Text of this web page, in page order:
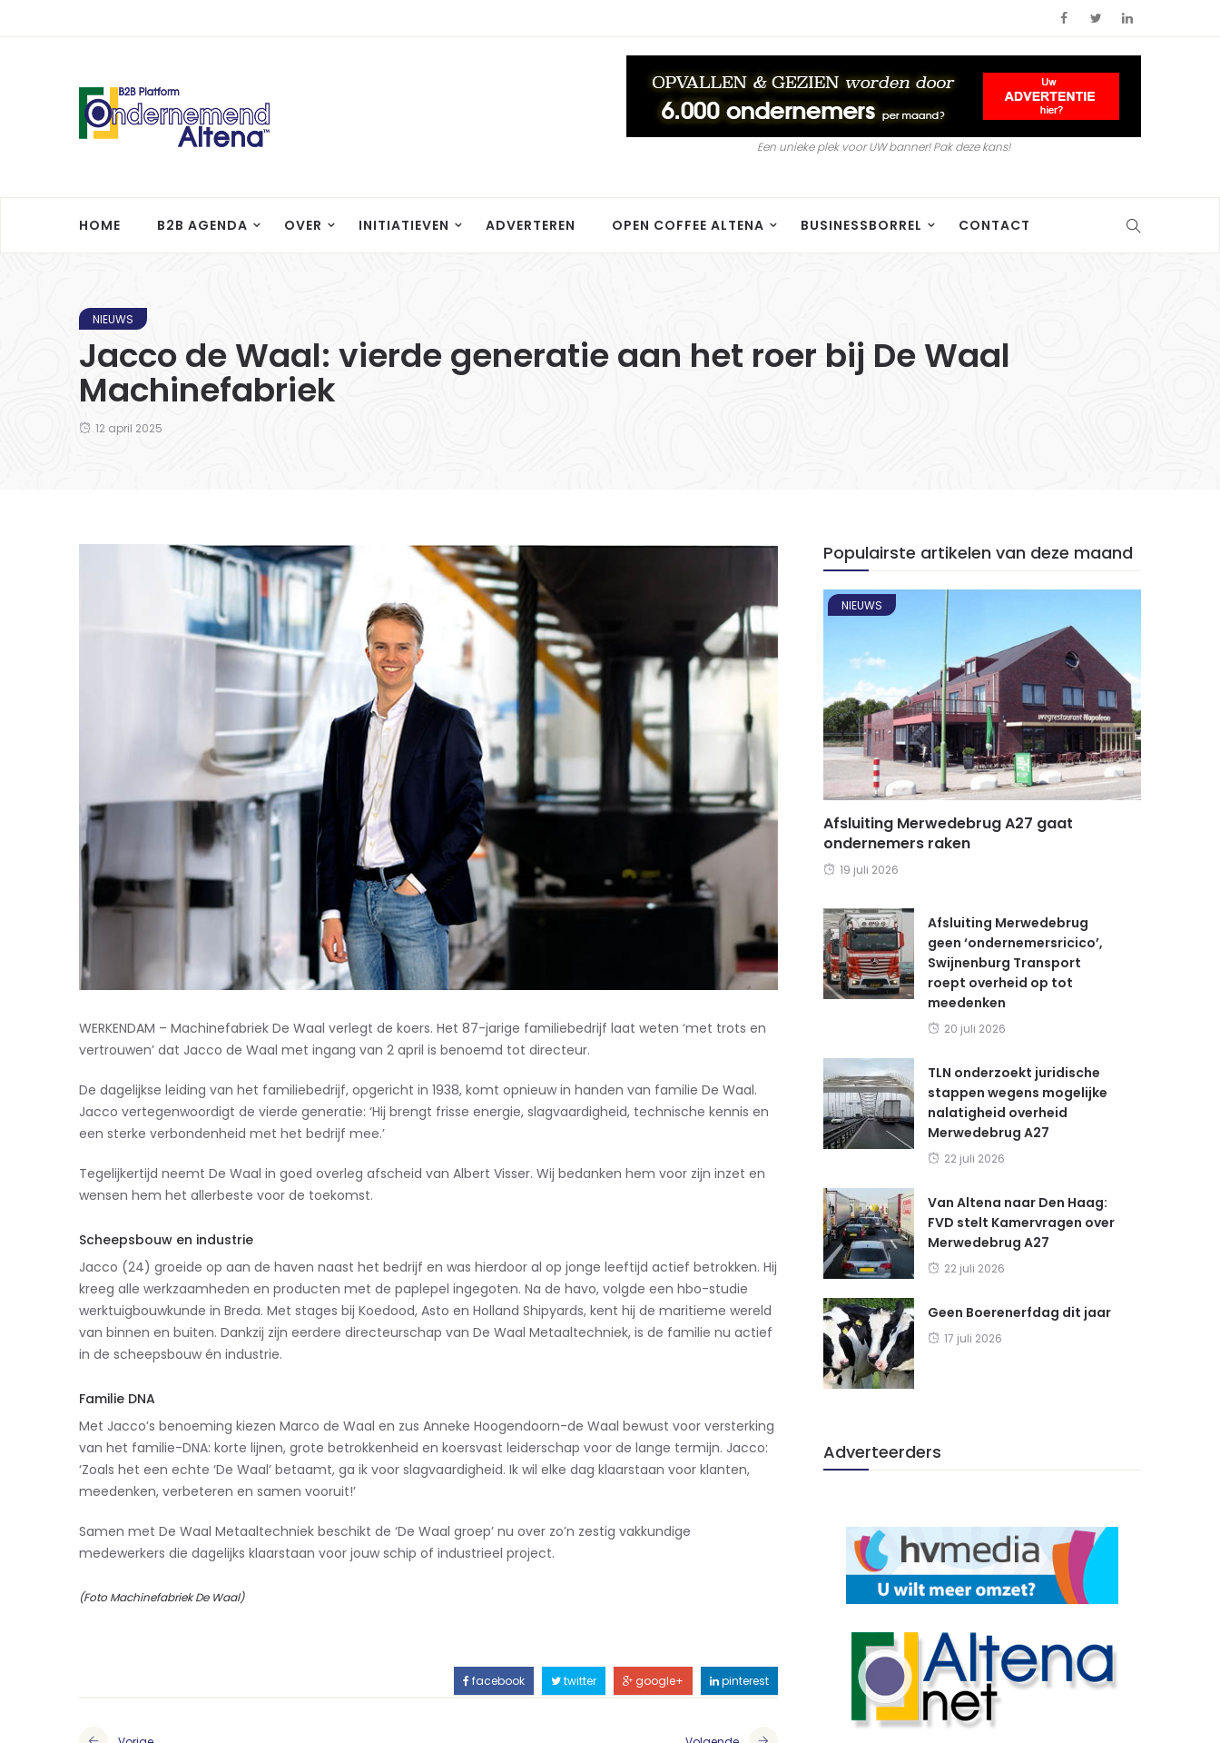
Een unieke plek voor UW banner! Pak deze kans!
HOME B2B AGENDA OVER INITIATIEVEN ADVERTEREN OPEN COFFEE ALTENA BUSINESSBORREL CONTACT
NIEUWS
Jacco de Waal: vierde generatie aan het roer bij De Waal
Machinefabriek
12 april 2025
WERKENDAM – Machinefabriek De Waal verlegt de koers. Het 87-jarige familiebedrijf laat weten ‘met trots en
vertrouwen’ dat Jacco de Waal met ingang van 2 april is benoemd tot directeur.
De dagelijkse leiding van het familiebedrijf, opgericht in 1938, komt opnieuw in handen van familie De Waal.
Jacco vertegenwoordigt de vierde generatie: ‘Hij brengt frisse energie, slagvaardigheid, technische kennis en
een sterke verbondenheid met het bedrijf mee.’
Tegelijkertijd neemt De Waal in goed overleg afscheid van Albert Visser. Wij bedanken hem voor zijn inzet en
wensen hem het allerbeste voor de toekomst.
Scheepsbouw en industrie
Jacco (24) groeide op aan de haven naast het bedrijf en was hierdoor al op jonge leeftijd actief betrokken. Hij
kreeg alle werkzaamheden en producten met de paplepel ingegoten. Na de havo, volgde een hbo-studie
werktuigbouwkunde in Breda. Met stages bij Koedood, Asto en Holland Shipyards, kent hij de maritieme wereld
van binnen en buiten. Dankzij zijn eerdere directeurschap van De Waal Metaaltechniek, is de familie nu actief
in de scheepsbouw én industrie.
Familie DNA
Met Jacco’s benoeming kiezen Marco de Waal en zus Anneke Hoogendoorn-de Waal bewust voor versterking
van het familie-DNA: korte lijnen, grote betrokkenheid en koersvast leiderschap voor de lange termijn. Jacco:
‘Zoals het een echte ‘De Waal’ betaamt, ga ik voor slagvaardigheid. Ik wil elke dag klaarstaan voor klanten,
meedenken, verbeteren en samen vooruit!’
Samen met De Waal Metaaltechniek beschikt de ‘De Waal groep’ nu over zo’n zestig vakkundige
medewerkers die dagelijks klaarstaan voor jouw schip of industrieel project.
(Foto Machinefabriek De Waal)
facebook twitter google+ pinterest
Populairste artikelen van deze maand
NIEUWS
Afsluiting Merwedebrug A27 gaat
ondernemers raken
19 juli 2026
Afsluiting Merwedebrug
geen ‘ondernemersricico’,
Swijnenburg Transport
roept overheid op tot
meedenken
20 juli 2026
TLN onderzoekt juridische
stappen wegens mogelijke
nalatigheid overheid
Merwedebrug A27
22 juli 2026
Van Altena naar Den Haag:
FVD stelt Kamervragen over
Merwedebrug A27
22 juli 2026
Geen Boerenerfdag dit jaar
17 juli 2026
Adverteerders